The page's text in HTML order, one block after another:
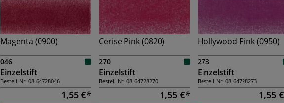
Magenta (0900)
046
Einzelstift
Bestell-Nr. 08-64728046
1,55 €
Cerise Pink (0820)
270
Einzelstift
Bestell-Nr. 08-64728270
1,55 €
Hollywood Pink (0950)
273
Einzelstift
Bestell-Nr. 08-64728273
1,55 €